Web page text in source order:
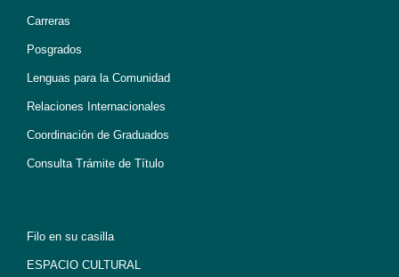
Carreras
Posgrados
Lenguas para la Comunidad
Relaciones Internacionales
Coordinación de Graduados
Consulta Trámite de Título
Filo en su casilla
ESPACIO CULTURAL